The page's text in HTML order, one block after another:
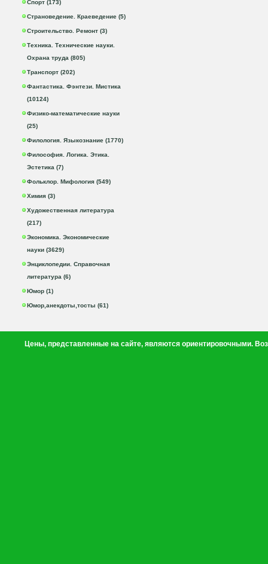
Спорт (173)
Страноведение. Краеведение (5)
Строительство. Ремонт (3)
Техника. Технические науки.
Охрана труда (805)
Транспорт (202)
Фантастика. Фэнтези. Мистика
(10124)
Физико-математические науки
(25)
Филология. Языкознание (1770)
Философия. Логика. Этика.
Эстетика (7)
Фольклор. Мифология (549)
Химия (3)
Художественная литература
(217)
Экономика. Экономические
науки (3629)
Энциклопедии. Справочная
литература (6)
Юмор (1)
Юмор,анекдоты,тосты (61)
Цены, представленные на сайте, являются ориентировочными.